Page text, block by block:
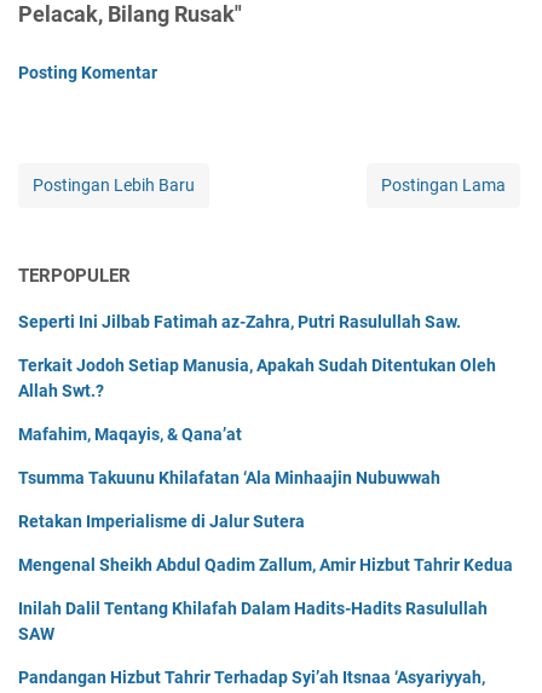
Pelacak, Bilang Rusak"
Posting Komentar
Postingan Lebih Baru Postingan Lama
TERPOPULER
Seperti Ini Jilbab Fatimah az-Zahra, Putri Rasulullah Saw.
Terkait Jodoh Setiap Manusia, Apakah Sudah Ditentukan Oleh
Allah Swt.?
Mafahim, Maqayis, & Qana’at
Tsumma Takuunu Khilafatan ‘Ala Minhaajin Nubuwwah
Retakan Imperialisme di Jalur Sutera
Mengenal Sheikh Abdul Qadim Zallum, Amir Hizbut Tahrir Kedua
Inilah Dalil Tentang Khilafah Dalam Hadits-Hadits Rasulullah
SAW
Pandangan Hizbut Tahrir Terhadap Syi’ah Itsnaa ‘Asyariyyah,